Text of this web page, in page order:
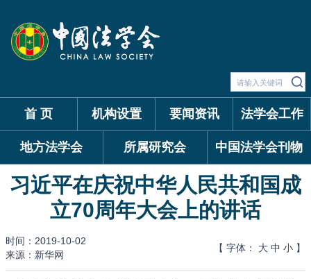
首 页 机构设置 要闻资讯 法学会工作
地方法学会 所属研究会 中国法学会刊物
习近平在庆祝中华人民共和国成
立70周年大会上的讲话
时间：2019-10-02
来源：新华网
【 字体： 大 中 小 】